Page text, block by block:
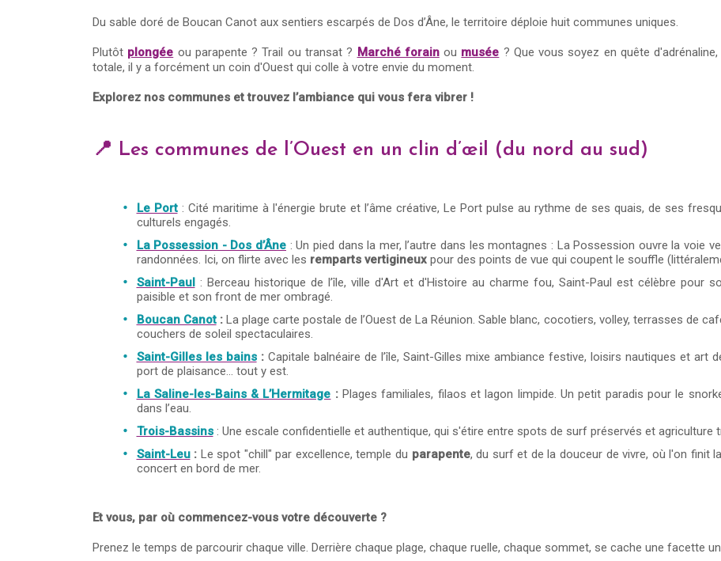
Du sable doré de Boucan Canot aux sentiers escarpés de Dos d’Âne, le territoire déploie huit communes uniques.
Plutôt plongée ou parapente ? Trail ou transat ? Marché forainou musée ? Que vous soyez en quête
totale, il y a forcément un coin d'Ouest qui colle à votre envie du moment.
Explorez nos communes et trouvez l’ambiance qui vous fera vibrer !
📍 Les communes de l’Ouest en un clin d’œil (du nord au sud)
Le Port: Cité maritime à l'énergie brute et l’âme créative, Le Port pulse au rythme de ses quais, de ses
culturels engagés.
La Possession - Dos d’Âne : Un pied dans la mer, l’autre dans les montagnes : La Possession ouvre la voie
randonnées. Ici, on flirte avec les remparts vertigineuxpour des points de vue qui coupent le souffle
Saint-Paul: Berceau historique de l’île, ville d'Art et d'Histoire au charme fou, Saint-Paul est célèbre pour
paisible et son front de mer ombragé.
Boucan Canot:La plage carte postale de l’Ouest de La Réunion. Sable blanc, cocotiers, volley, terrasses de
couchers de soleil spectaculaires.
Saint-Gilles les bains:Capitale balnéaire de l’île, Saint-Gilles mixe ambiance festive, loisirs nautiques et art
port de plaisance... tout y est.
La Saline-les-Bains & L’Hermitage :Plages familiales, filaos et lagon limpide. Un petit paradis pour le
dans l’eau.
Trois-Bassins : Une escale confidentielle et authentique, qui s'étire entre spots de surf préservés et agriculture
Saint-Leu : Le spot "chill" par excellence, temple du parapente, du surf et de la douceur de vivre, où l'on finit
concert en bord de mer.
Et vous, par où commencez-vous votre découverte ?
Prenez le temps de parcourir chaque ville. Derrière chaque plage, chaque ruelle, chaque sommet, se cache une facette